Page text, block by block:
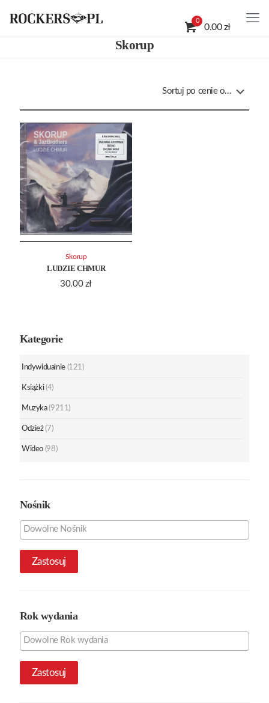
0
0.00 zł
Skorup
LUDZIE CHMUR
30.00 zł
Skorup
Kategorie
Indywidualnie (121)
Książki (4)
Muzyka (9211)
Odzież (7)
Wideo (98)
Nośnik
Zastosuj
Rok wydania
Zastosuj